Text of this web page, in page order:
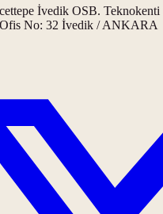
İvedik OSB.
No: 32 İvedik / ANKARA